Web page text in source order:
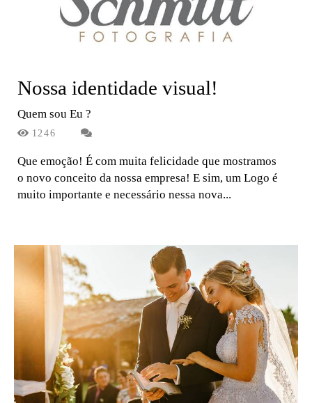
Nossa identidade visual!
Quem sou Eu ?
1246
Que emoção! É com muita felicidade que mostramos
o novo conceito da nossa empresa! E sim, um Logo é
muito importante e necessário nessa nova...